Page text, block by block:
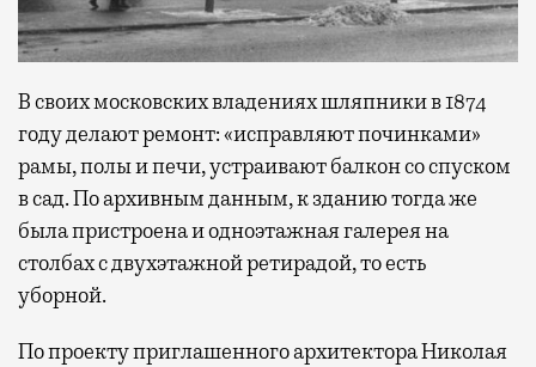
В своих московских владениях шляпники в 1874
году делают ремонт: «исправляют починками»
рамы, полы и печи, устраивают балкон со спуском
в сад. По архивным данным, к зданию тогда же
была пристроена и одноэтажная галерея на
столбах с двухэтажной ретирадой, то есть
уборной.
По проекту приглашенного архитектора Николая